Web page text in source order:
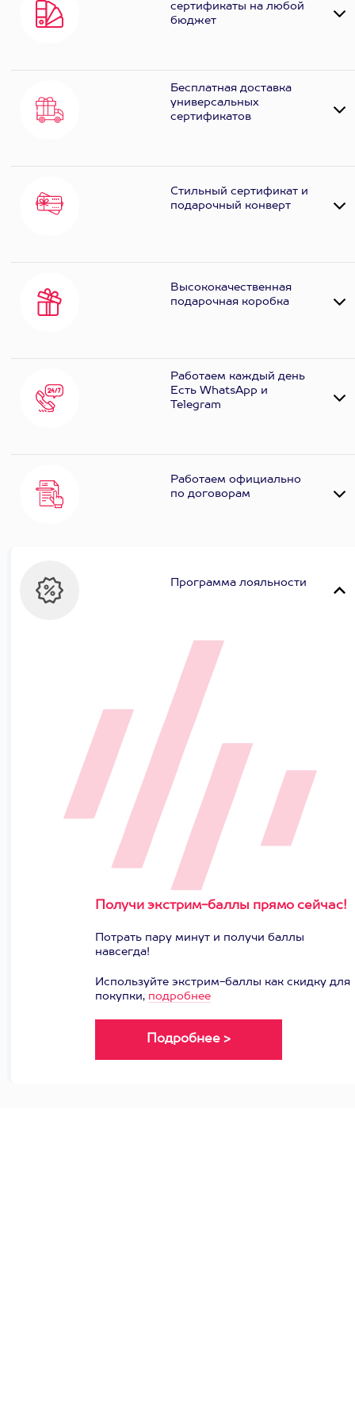
сертификаты на любой
бюджет
Бесплатная доставка
универсальных
сертификатов
Стильный сертификат и
подарочный конверт
Высококачественная
подарочная коробка
Работаем каждый день
Есть WhatsApp и
Telеgram
Работаем официально
по договорам
Программа лояльности
Получи экстрим-баллы прямо сейчас!
Потрать пару минут и получи баллы
навсегда!
Используйте экстрим-баллы как скидку для
покупки, подробнее